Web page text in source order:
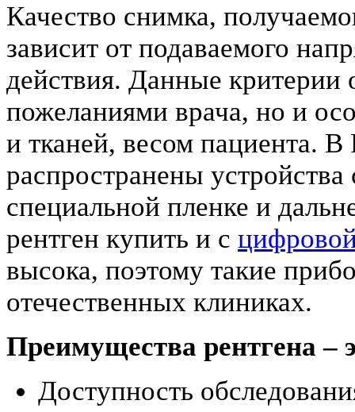
Качество снимка,
зависит от подаваемого
действия. Данные критерии
пожеланиями врача, но и
и тканей, весом пациента. В
распространены
специальной пленке и
рентген купить и с
высока, поэтому такие
отечественных клиниках.
Преимущества рентгена –
Доступность